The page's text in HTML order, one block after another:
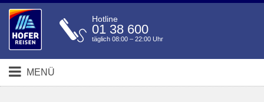
Hotline
01 38 600
täglich 08:00 – 22:00 Uhr
MENÜ